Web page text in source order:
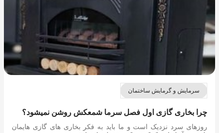
سرمایش و گرمایش ساختمان
چرا بخاری گازی اول فصل سرما شمعکش روشن نمیشود؟
روزهای سرد نزدیک است و ما باید به فکر بخاری های گازی هایمان